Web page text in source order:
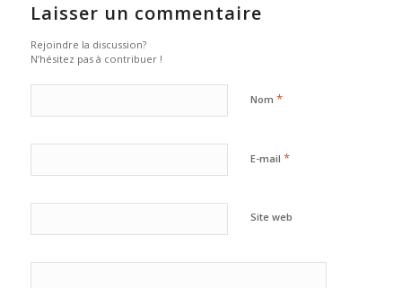
Laisser un commentaire
Rejoindre la discussion?
N’hésitez pas à contribuer !
Nom *
E-mail *
Site web